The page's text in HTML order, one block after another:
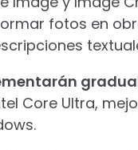
fotos en
Core Ultra,